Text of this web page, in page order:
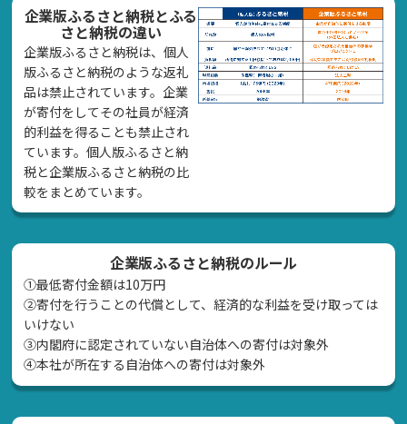
企業版ふるさと納税とふる
さと納税の違い
企業版ふるさと納税は、個人
版ふるさと納税のような返礼
品は禁止されています。企業
が寄付をしてその社員が経済
的利益を得ることも禁止され
ています。個人版ふるさと納
税と企業版ふるさと納税の比
較をまとめています。
企業版ふるさと納税のルール
①最低寄付金額は10万円
②寄付を行うことの代償として、経済的な利益を受け取っては
いけない
➂内閣府に認定されていない自治体への寄付は対象外
④本社が所在する自治体への寄付は対象外